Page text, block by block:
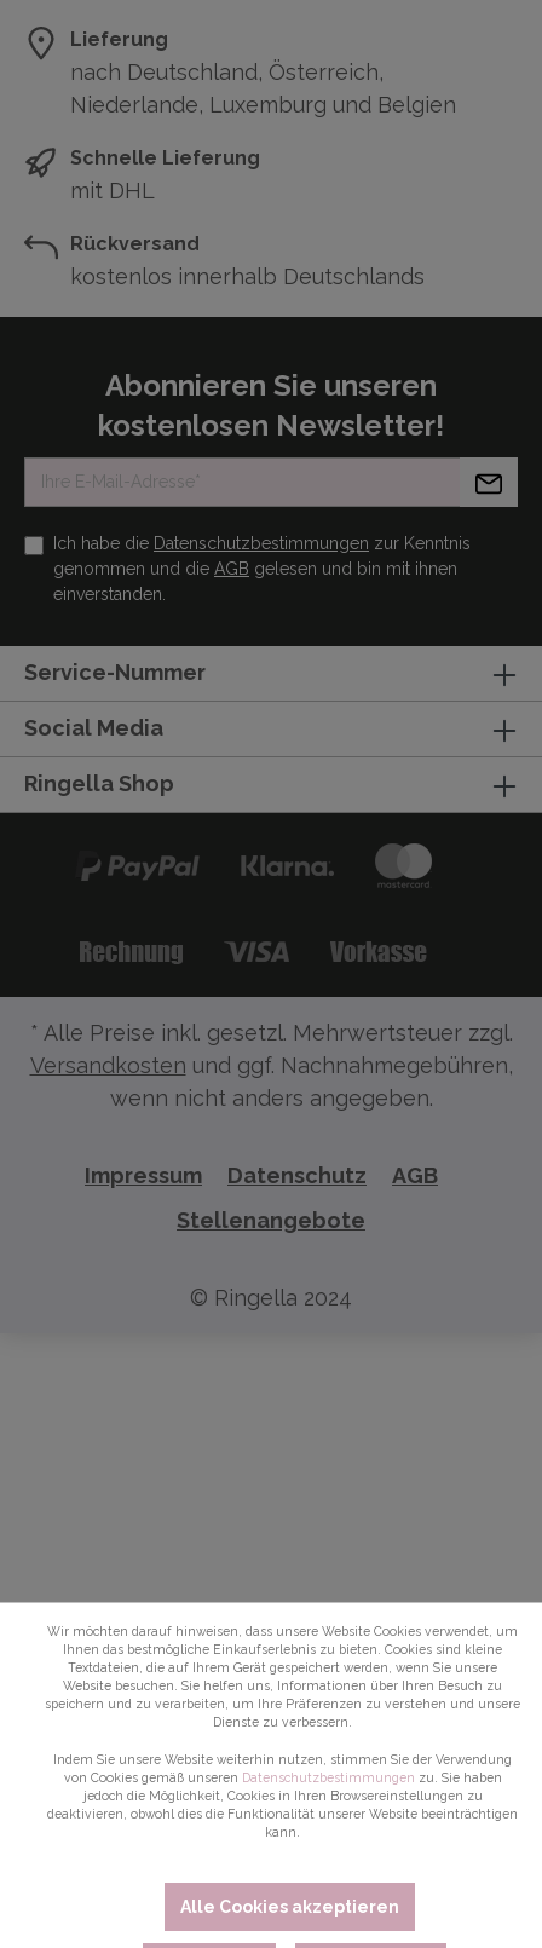
Lieferung
nach Deutschland, Österreich,
Niederlande, Luxemburg und Belgien
Schnelle Lieferung
mit DHL
Rückversand
kostenlos innerhalb Deutschlands
Abonnieren Sie unseren
kostenlosen Newsletter!
Ich habe die Datenschutzbestimmungen zur Kenntnis
genommen und die AGB gelesen und bin mit ihnen
einverstanden.
Service-Nummer
Social Media
Ringella Shop
* Alle Preise inkl. gesetzl. Mehrwertsteuer zzgl.
Versandkosten und ggf. Nachnahmegebühren,
wenn nicht anders angegeben.
Impressum Datenschutz
AGB
Stellenangebote
© Ringella 2024
Wir möchten darauf hinweisen, dass unsere Website Cookies verwendet, um
Ihnen das bestmögliche Einkaufserlebnis zu bieten. Cookies sind kleine
Textdateien, die auf Ihrem Gerät gespeichert werden, wenn Sie unsere
Website besuchen. Sie helfen uns, Informationen über Ihren Besuch zu
speichern und zu verarbeiten, um Ihre Präferenzen zu verstehen und unsere
Dienste zu verbessern.
Indem Sie unsere Website weiterhin nutzen, stimmen Sie der Verwendung
von Cookies gemäß unseren Datenschutzbestimmungen zu. Sie haben
jedoch die Möglichkeit, Cookies in Ihren Browsereinstellungen zu
deaktivieren, obwohl dies die Funktionalität unserer Website beeinträchtigen
kann.
Alle Cookies akzeptieren